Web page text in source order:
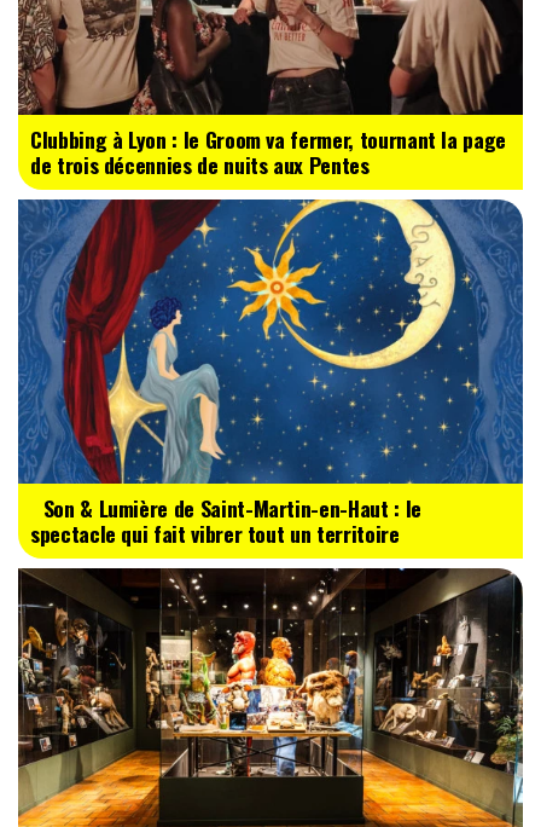
Clubbing à Lyon : le Groom va fermer, tournant la page
de trois décennies de nuits aux Pentes
Son & Lumière de Saint-Martin-en-Haut : le
spectacle qui fait vibrer tout un territoire